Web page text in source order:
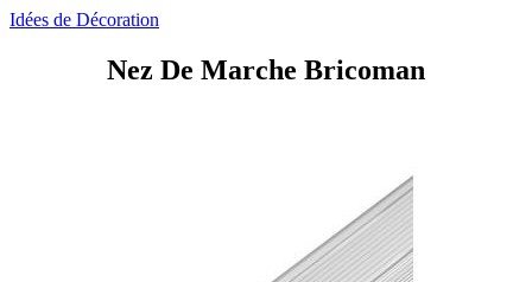
Idées de Décoration
Nez De Marche Bricoman